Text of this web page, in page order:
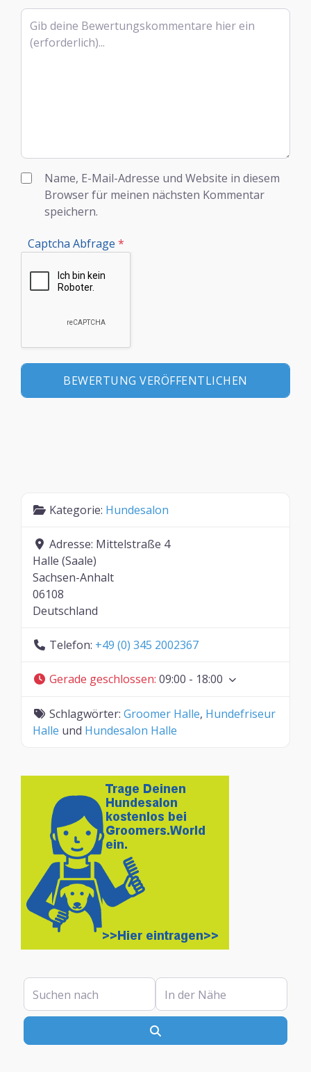
Rezensionstext
Name, E-Mail-Adresse und Website in diesem
Browser für meinen nächsten Kommentar
speichern.
Captcha Abfrage *
Kategorie: Hundesalon
Adresse: Mittelstraße 4
Halle (Saale)
Sachsen-Anhalt
06108
Deutschland
Telefon: +49 (0) 345 2002367
Gerade geschlossen: 09:00 - 18:00
Schlagwörter: Groomer Halle, Hundefriseur
Halle und Hundesalon Halle
Suchen nach In der Nähe